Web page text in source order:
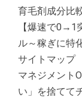
育毛剤成分比
【爆速で0→1
ル～稼ぎに特
サイトマップ
マネジメント
い」を捨てて